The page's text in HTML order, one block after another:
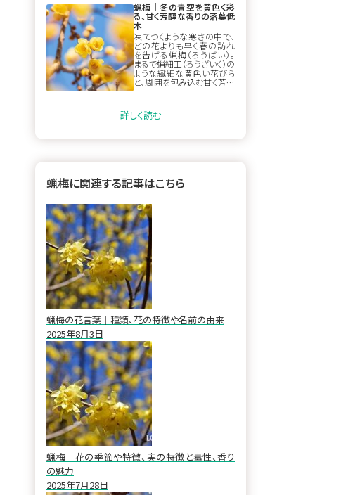
蝋梅｜冬の青空を黄色く彩
る、甘く芳醇な香りの落葉低
木
凍てつくような寒さの中で、
どの花よりも早く春の訪れ
を告げる蝋梅（ろうばい）。
まるで蝋細工（ろうざいく）の
ような繊細な黄色い花びら
と、周囲を包み込む甘く芳醇
詳しく読む
蝋梅に関連する記事はこちら
蝋梅の花言葉｜種類、花の特徴や名前の由来
2025年8月3日
蝋梅｜花の季節や特徴、実の特徴と毒性、香り
の魅力
2025年7月28日